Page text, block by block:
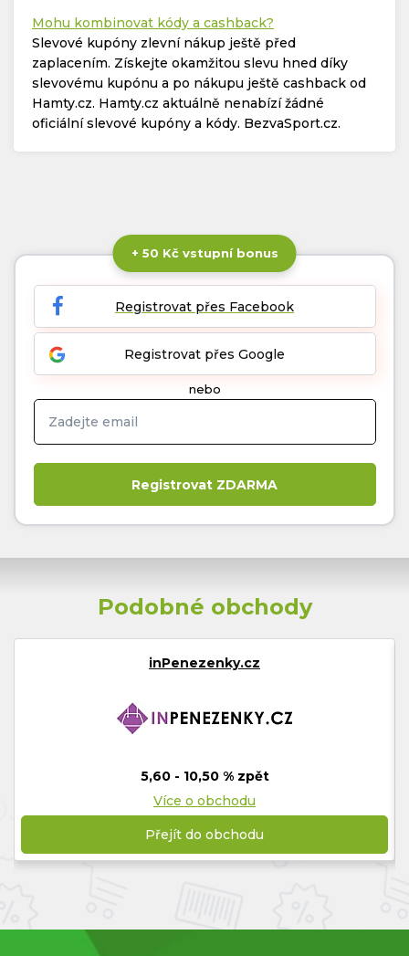
Mohu kombinovat kódy a cashback?
Slevové kupóny zlevní nákup ještě před
zaplacením. Získejte okamžitou slevu hned díky
slevovému kupónu a po nákupu ještě cashback od
Hamty.cz. Hamty.cz aktuálně nenabízí žádné
oficiální slevové kupóny a kódy. BezvaSport.cz.
+ 50 Kč vstupní bonus
Registrovat přes Facebook
Registrovat přes Google
nebo
Podobné obchody
inPenezenky.cz
5,60 - 10,50 % zpět
Více o obchodu
Přejít do obchodu